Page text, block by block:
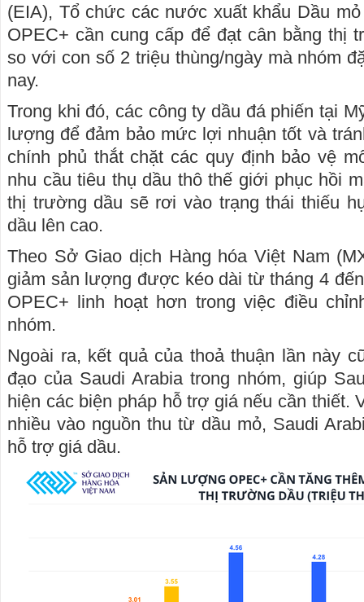
(EIA), Tổ chức các nước xuất khẩu Dầu
OPEC+ cần cung cấp để đạt cân bằng thị
so với con số 2 triệu thùng/ngày mà nhóm
nay.
Trong khi đó, các công ty dầu đá phiến tại
lượng để đảm bảo mức lợi nhuận tốt và
chính phủ thắt chặt các quy định bảo vệ
nhu cầu tiêu thụ dầu thô thế giới phục hồi
thị trường dầu sẽ rơi vào trạng thái thiếu
dầu lên cao.
Theo Sở Giao dịch Hàng hóa Việt Nam
giảm sản lượng được kéo dài từ tháng 4
OPEC+ linh hoạt hơn trong việc điều
nhóm.
Ngoài ra, kết quả của thoả thuận lần này
đạo của Saudi Arabia trong nhóm, giúp
hiện các biện pháp hỗ trợ giá nếu cần thiết.
nhiều vào nguồn thu từ dầu mỏ, Saudi
hỗ trợ giá dầu.